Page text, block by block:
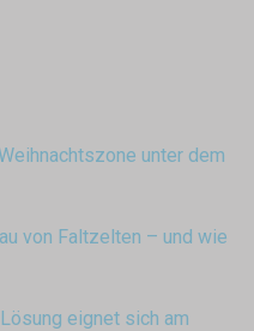
unter dem
von Faltzelten – und wie
eignet sich am